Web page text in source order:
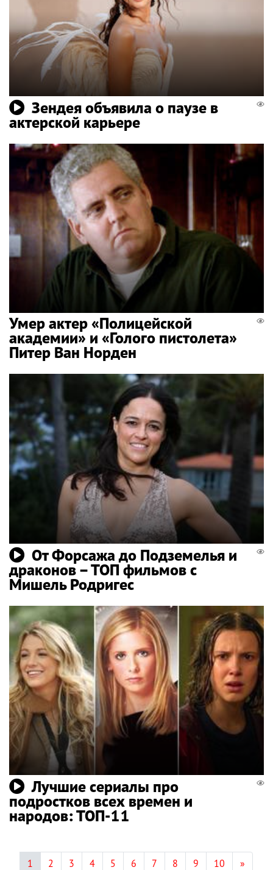
Зендея объявила о паузе в
актерской карьере
Умер актер «Полицейской
академии» и «Голого пистолета»
Питер Ван Норден
От Форсажа до Подземелья и
драконов – ТОП фильмов с
Мишель Родригес
Лучшие сериалы про
подростков всех времен и
народов: ТОП-11
1 2 3 4 5 6 7 8 9 10 »